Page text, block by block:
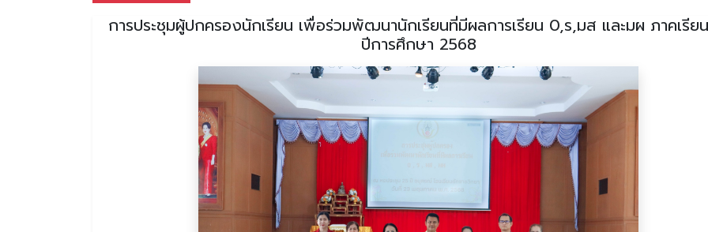
การประชุมผู้ปกครองนักเรียน เพื่อร่วมพัฒนานักเรียนที่มีผลการเรียน 0,ร,มส และมผ ภาคเรีย
ปีการศึกษา 2568